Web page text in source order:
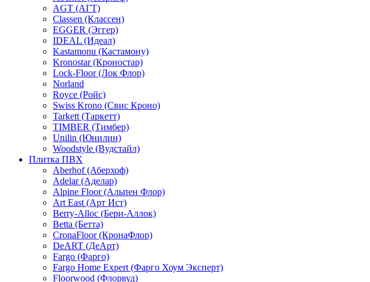
AGT (АГТ)
Classen (Классен)
EGGER (Эггер)
IDEAL (Идеал)
Kastamonu (Кастамону)
Kronostar (Кроностар)
Lock-Floor (Лок Флор)
Norland
Royce (Ройс)
Swiss Krono (Свис Кроно)
Tarkett (Таркетт)
TIMBER (Тимбер)
Unilin (Юнилин)
Woodstyle (Вудстайл)
Плитка ПВХ
Aberhof (Аберхоф)
Adelar (Аделар)
Alpine Floor (Альпен Флор)
Art East (Арт Ист)
Berry-Alloc (Бери-Аллок)
Betta (Бетта)
CronaFloor (КронаФлор)
DeART (ДеАрт)
Fargo (Фарго)
Fargo Home Expert (Фарго Хоум Эксперт)
Floorwood (Флорвуд)